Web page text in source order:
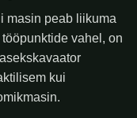
masin peab liikuma
tööpunktide vahel, on
kui